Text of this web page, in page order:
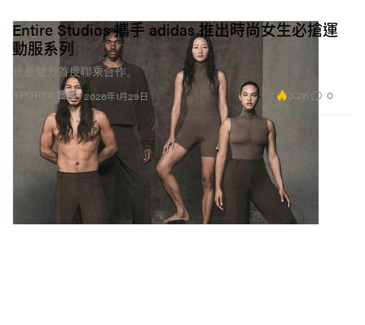
SPORTS 體育
Entire Studios 攜手 adidas 推出時尚女生必搶運
動服系列
這是雙方首度聯乘合作。
2026年1月29日 3.2K 0